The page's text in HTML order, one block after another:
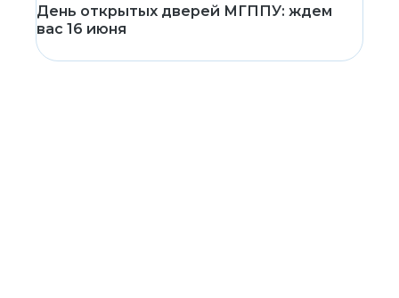
День открытых дверей МГППУ: ждем
вас 16 июня